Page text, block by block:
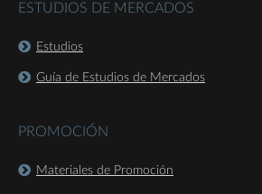
ESTUDIOS DE MERCADOS
Estudios
Guía de Estudios de Mercados
PROMOCIÓN
Materiales de Promoción